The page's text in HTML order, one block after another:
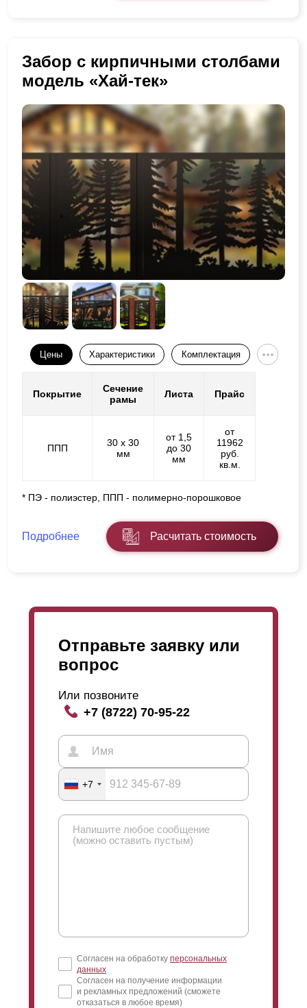
Забор с кирпичными столбами
модель «Хай-тек»
Цены Характеристики Комплектация
Покрытие
Сечение
рамы
Листа Прайс
ППП
30 х 30
мм
от 1,5
до 30
мм
от
11962
руб.
кв.м.
* ПЭ - полиэстер, ППП - полимерно-порошковое
Подробнее Расчитать стоимость
Отправьте заявку или
вопрос
Или позвоните
+7 (8722) 70-95-22
+7
Согласен на обработку персональных
данных
Согласен на получение информации
и рекламных предложений (сможете
отказаться в любое время)